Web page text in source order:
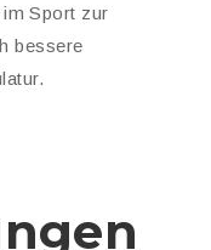
Sport zur
bessere